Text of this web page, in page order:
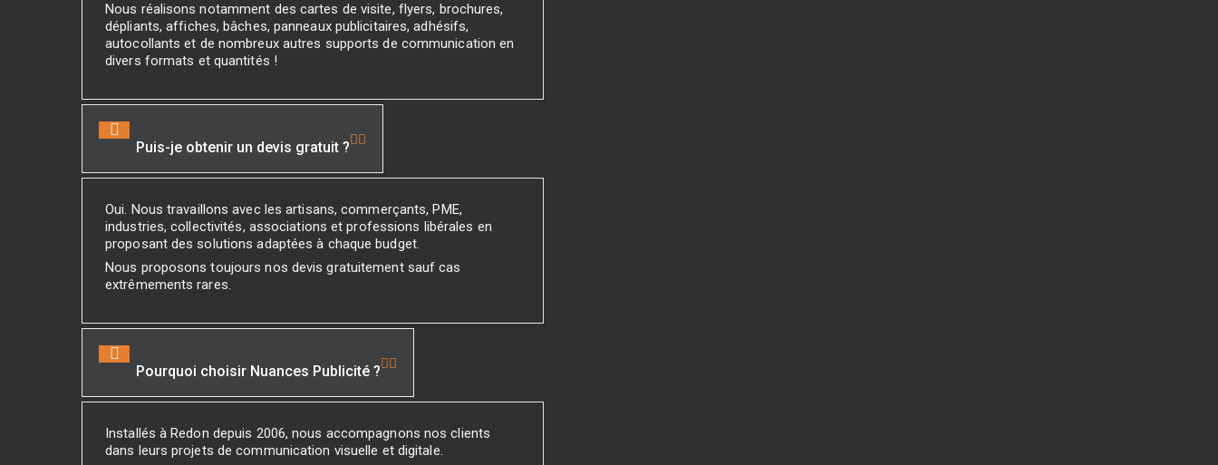
Nous réalisons notamment des cartes de visite, flyers, brochures,
dépliants, affiches, bâches, panneaux publicitaires, adhésifs,
autocollants et de nombreux autres supports de communication en
divers formats et quantités !
Puis-je obtenir un devis gratuit ?
Oui. Nous travaillons avec les artisans, commerçants, PME,
industries, collectivités, associations et professions libérales en
proposant des solutions adaptées à chaque budget.
Nous proposons toujours nos devis gratuitement sauf cas
extrêmements rares.
Pourquoi choisir Nuances Publicité ?
Installés à Redon depuis 2006, nous accompagnons nos clients
dans leurs projets de communication visuelle et digitale.